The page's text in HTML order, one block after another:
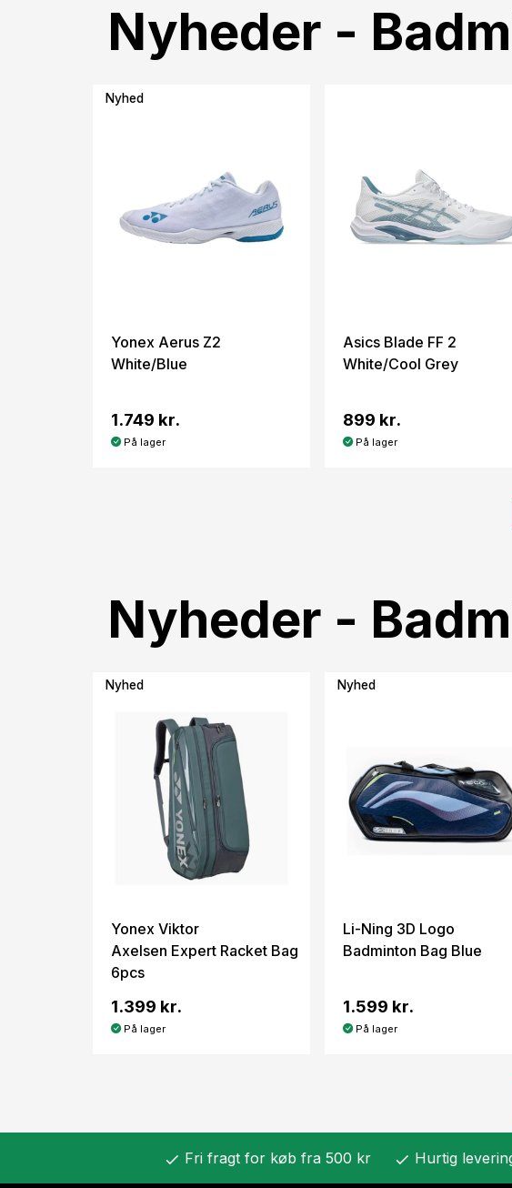
Nyheder -
Nyhed
Yonex Aerus Z2
White/Blue
1.749 kr.
På lager
Asics Blade FF 2
White/Cool Grey
899 kr.
På lager
Nyheder -
Nyhed
Yonex Viktor
Axelsen Expert Racket Bag
6pcs
1.399 kr.
På lager
Nyhed
Li-Ning 3D Logo
Badminton Bag Blue
1.599 kr.
På lager
check Fri fragt for køb fra 500 kr check Hurtig